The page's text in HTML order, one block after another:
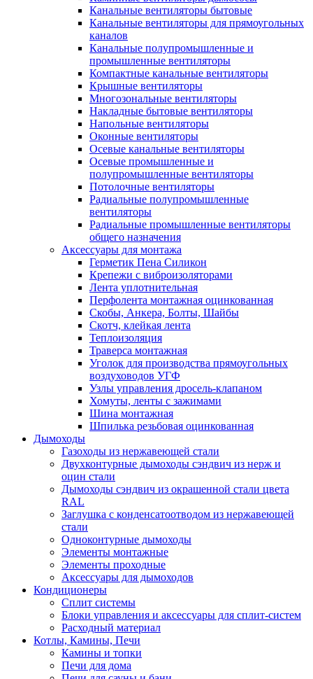
Канальные вентиляторы бытовые
Канальные вентиляторы для прямоугольных
каналов
Канальные полупромышленные и
промышленные вентиляторы
Компактные канальные вентиляторы
Крышные вентиляторы
Многозональные вентиляторы
Накладные бытовые вентиляторы
Напольные вентиляторы
Оконные вентиляторы
Осевые канальные вентиляторы
Осевые промышленные и
полупромышленные вентиляторы
Потолочные вентиляторы
Радиальные полупромышленные
вентиляторы
Радиальные промышленные вентиляторы
общего назначения
Аксессуары для монтажа
Герметик Пена Силикон
Крепежи с виброизоляторами
Лента уплотнительная
Перфолента монтажная оцинкованная
Скобы, Анкера, Болты, Шайбы
Скотч, клейкая лента
Теплоизоляция
Траверса монтажная
Уголок для производства прямоугольных
воздуховодов УГФ
Узлы управления дросель-клапаном
Хомуты, ленты с зажимами
Шина монтажная
Шпилька резьбовая оцинкованная
Дымоходы
Газоходы из нержавеющей стали
Двухконтурные дымоходы сэндвич из нерж и
оцин стали
Дымоходы сэндвич из окрашенной стали цвета
RAL
Заглушка с конденсатоотводом из нержавеющей
стали
Одноконтурные дымоходы
Элементы монтажные
Элементы проходные
Аксессуары для дымоходов
Кондиционеры
Сплит системы
Блоки управления и аксессуары для сплит-систем
Расходный материал
Котлы, Камины, Печи
Камины и топки
Печи для дома